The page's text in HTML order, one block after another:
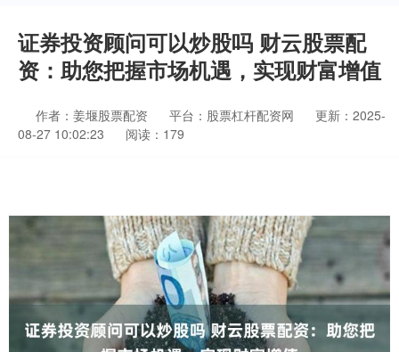
证券投资顾问可以炒股吗 财云股票配
资：助您把握市场机遇，实现财富增值
作者：姜堰股票配资 平台：股票杠杆配资网
更新：2025-
08-27 10:02:23
阅读：179